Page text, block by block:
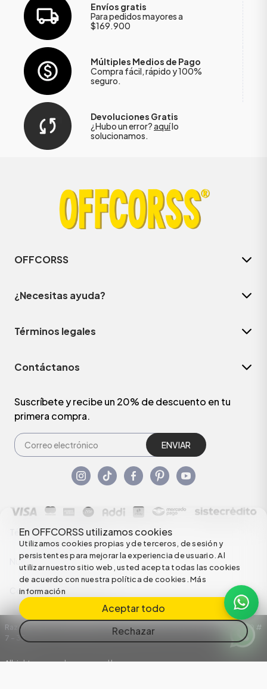
En OFFCORSS utilizamos cookies
Utilizamos cookies propias y de terceros, de sesión y
persistentes para mejorar la experiencia de usuario. Al
utilizar nuestro sitio web, usted acepta todas las cookies
de acuerdo con nuestra política de cookies.Más
información
Aceptar todo
Rechazar
Envíos gratis
Para pedidos mayores a
$169.900
Múltiples Medios de Pago
Compra fácil, rápido y 100%
seguro.
Devoluciones Gratis
¿Hubo un error?aquílo
solucionamos.
OFFCORSS
¿Necesitas ayuda?
Términos legales
Contáctanos
Suscríbete y recibe un 20% de descuento en tu
primera compra.
ENVIAR
Términos y condiciones
Nuestras Políticas
Configuración de Cookies
Razón Social: C.I HERMECO S.A. NIT: 890924167-6 Dirección: Carrera 50 #
7 – 35
All rights reserved empowered by